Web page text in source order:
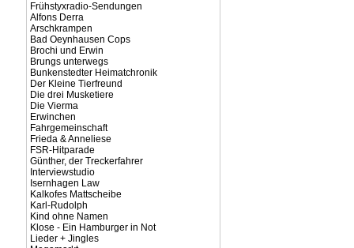
Frühstyxradio-Sendungen
Alfons Derra
Arschkrampen
Bad Oeynhausen Cops
Brochi und Erwin
Brungs unterwegs
Bunkenstedter Heimatchronik
Der Kleine Tierfreund
Die drei Musketiere
Die Vierma
Erwinchen
Fahrgemeinschaft
Frieda & Anneliese
FSR-Hitparade
Günther, der Treckerfahrer
Interviewstudio
Isernhagen Law
Kalkofes Mattscheibe
Karl-Rudolph
Kind ohne Namen
Klose - Ein Hamburger in Not
Lieder + Jingles